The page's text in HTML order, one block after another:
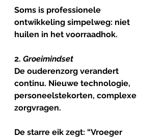
Soms is professionele
ontwikkeling simpelweg: niet
huilen in het voorraadhok.
2. Groeimindset
De ouderenzorg verandert
continu. Nieuwe technologie,
personeelstekorten, complexe
zorgvragen.
De starre eik zegt: “Vroeger